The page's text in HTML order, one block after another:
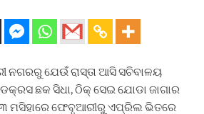
ନଗରରୁ ଯେଉଁ ରାସ୍ତା ଆସି ସଚିବାଳୟ
ଛକ ସିଧା, ଠିକ୍ ସେଇ ଯୋଡା ଜାଗାର
ମସିହାରେ ଫେବୃଆରୀରୁ ଏପ୍ରିଲ ଭିତରେ